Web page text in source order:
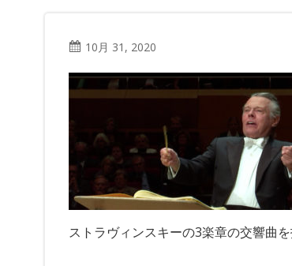
10月 31, 2020
ストラヴィンスキーの3楽章の交響曲